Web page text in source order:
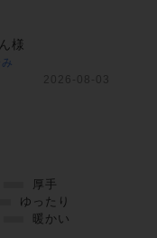
様
2026-08-03
厚手
ゆったり
暖かい